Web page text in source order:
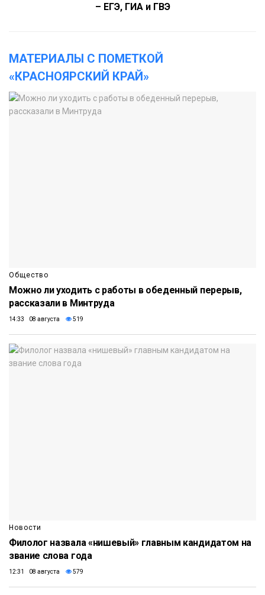
– ЕГЭ, ГИА и ГВЭ
МАТЕРИАЛЫ С ПОМЕТКОЙ
«КРАСНОЯРСКИЙ КРАЙ»
Общество
Можно ли уходить с работы в обеденный перерыв,
рассказали в Минтруда
14:33 08 августа 519
Новости
Филолог назвала «нишевый» главным кандидатом на
звание слова года
12:31 08 августа 579